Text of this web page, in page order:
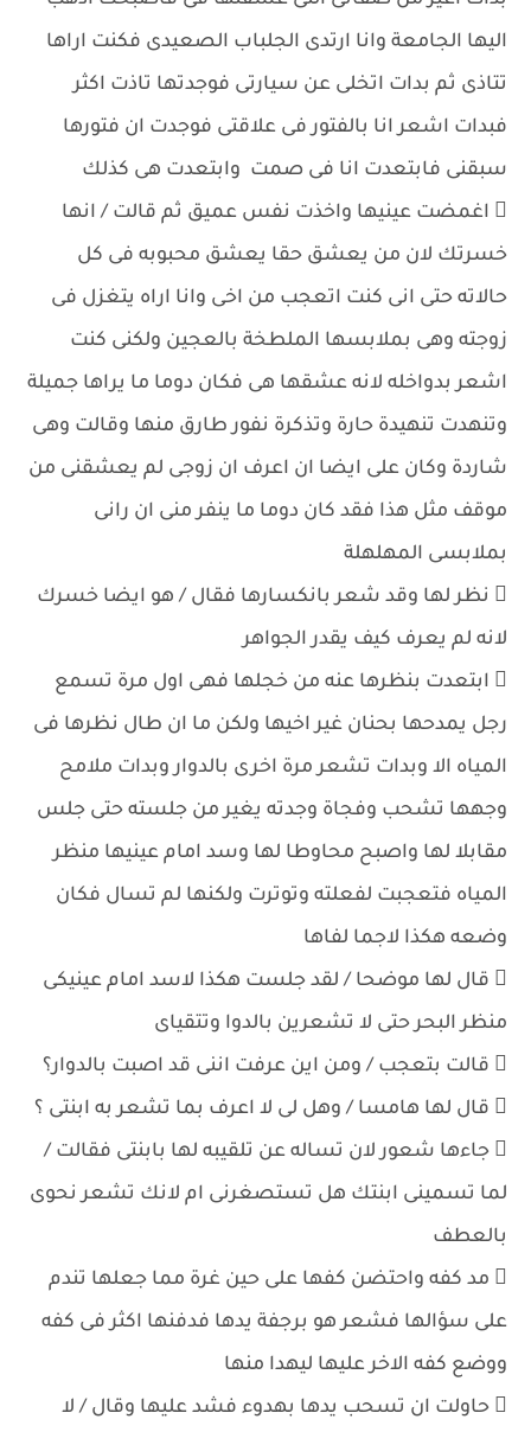
اليها الجامعة وانا ارتدى الجلباب الصعيدى فكنت اراها
تتاذى ثم بدات اتخلى عن سيارتى فوجدتها تاذت اكثر
فبدات اشعر انا بالفتور فى علاقتى فوجدت ان فتورها
سبقنى فابتعدت انا فى صمت وابتعدت هى كذلك
 اغمضت عينيها واخذت نفس عميق ثم قالت / انها
خسرتك لان من يعشق حقا يعشق محبوبه فى كل
حالاته حتى انى كنت اتعجب من اخى وانا اراه يتغزل فى
زوجته وهى بملابسها الملطخة بالعجين ولكنى كنت
اشعر بدواخله لانه عشقها هى فكان دوما ما يراها جميلة
وتنهدت تنهيدة حارة وتذكرة نفور طارق منها وقالت وهى
شاردة وكان على ايضا ان اعرف ان زوجى لم يعشقنى من
موقف مثل هذا فقد كان دوما ما ينفر منى ان رانى
بملابسى المهلهلة
 نظر لها وقد شعر بانكسارها فقال / هو ايضا خسرك
لانه لم يعرف كيف يقدر الجواهر
 ابتعدت بنظرها عنه من خجلها فهى اول مرة تسمع
رجل يمدحها بحنان غير اخيها ولكن ما ان طال نظرها فى
المياه الا وبدات تشعر مرة اخرى بالدوار وبدات ملامح
وجهها تشحب وفجاة وجدته يغير من جلسته حتى جلس
مقابلا لها واصبح محاوطا لها وسد امام عينيها منظر
المياه فتعجبت لفعلته وتوترت ولكنها لم تسال فكان
وضعه هكذا لاجما لفاها
 قال لها موضحا / لقد جلست هكذا لاسد امام عينيكى
منظر البحر حتى لا تشعرين بالدوا وتتقياى
 قالت بتعجب / ومن اين عرفت اننى قد اصبت بالدوار؟
 قال لها هامسا / وهل لى لا اعرف بما تشعر به ابنتى ؟
 جاءها شعور لان تساله عن تلقيبه لها بابنتى فقالت /
لما تسمينى ابنتك هل تستصغرنى ام لانك تشعر نحوى
بالعطف
 مد كفه واحتضن كفها على حين غرة مما جعلها تندم
على سؤالها فشعر هو برجفة يدها فدفنها اكثر فى كفه
ووضع كفه الاخر عليها ليهدا منها
 حاولت ان تسحب يدها بهدوء فشد عليها وقال / لا